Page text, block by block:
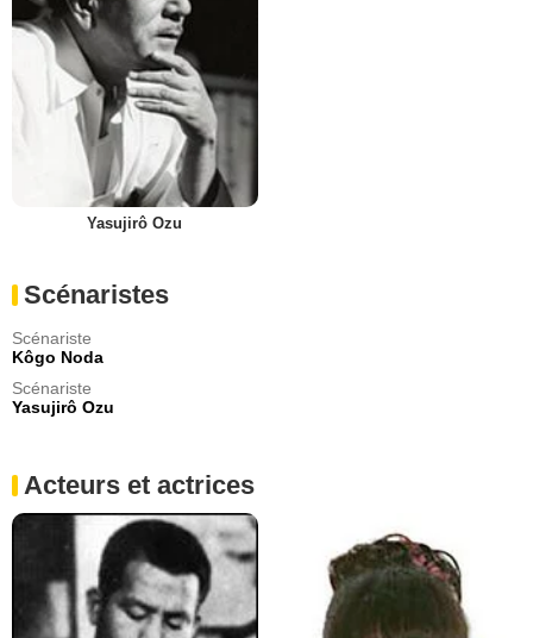
Yasujirô Ozu
Scénaristes
Scénariste
Kôgo Noda
Scénariste
Yasujirô Ozu
Acteurs et actrices